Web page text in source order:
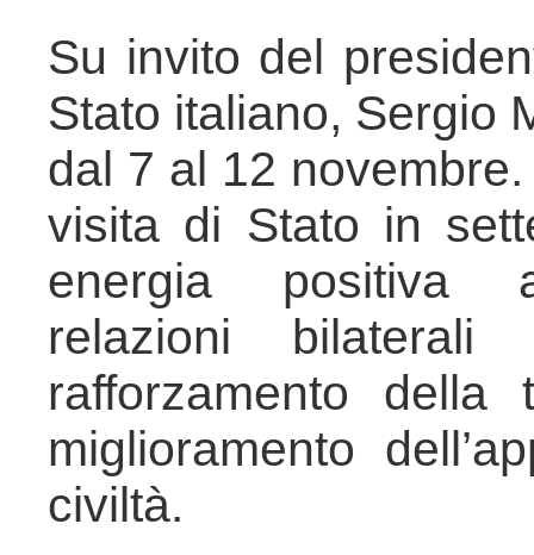
Su invito del
Stato italiano, Sergio
dal 7 al 12
visita di Stato in
energia positiva
relazioni
rafforzamento
miglioramento
civiltà.